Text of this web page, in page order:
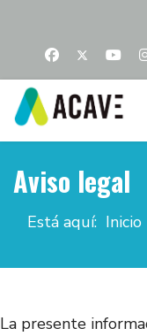
Aviso legal
Está aquí: Inicio
La presente